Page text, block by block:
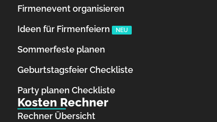
Firmenevent organisieren
Ideen für Firmenfeiern
NEU
Sommerfeste planen
Geburtstagsfeier Checkliste
Party planen Checkliste
Kosten Rechner
Rechner Übersicht